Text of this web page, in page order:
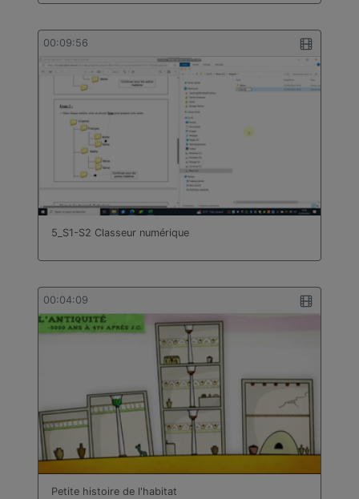
00:09:56
5_S1-S2 Classeur numérique
00:04:09
Petite histoire de l'habitat